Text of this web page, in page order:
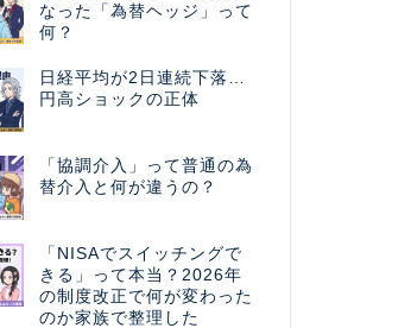
なった「為替ヘッジ」って
何？
日経平均が2日連続下落…
円高ショックの正体
「協調介入」って普通の為
替介入と何が違うの？
「NISAでスイッチングで
きる」って本当？2026年
の制度改正で何が変わった
のか家族で整理した